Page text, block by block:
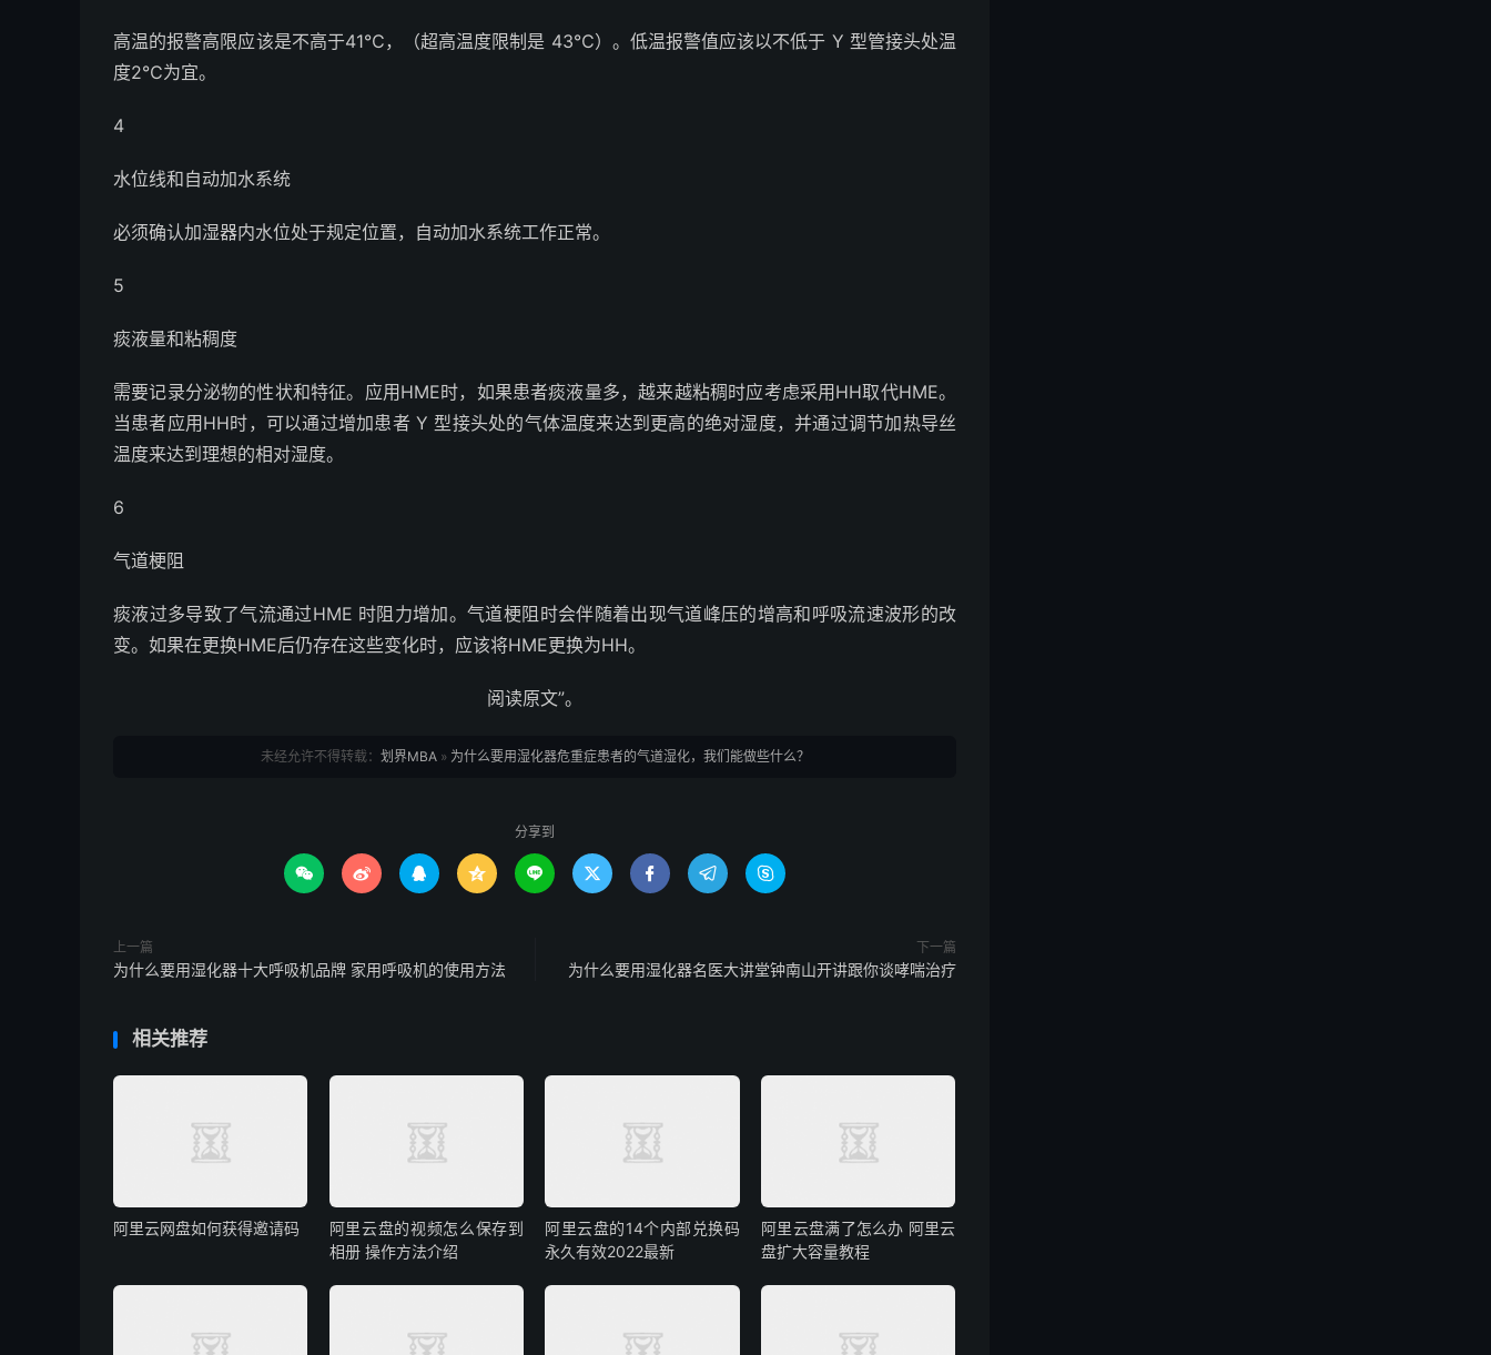
高温的报警高限应该是不高于41℃，（超高温度限制是 43℃）。低温报警值应该以不低于 Y 型管接头处温
度2℃为宜。
4
水位线和自动加水系统
必须确认加湿器内水位处于规定位置，自动加水系统工作正常。
5
痰液量和粘稠度
需要记录分泌物的性状和特征。应用HME时，如果患者痰液量多，越来越粘稠时应考虑采用HH取代HME。
当患者应用HH时，可以通过增加患者 Y 型接头处的气体温度来达到更高的绝对湿度，并通过调节加热导丝
温度来达到理想的相对湿度。
6
气道梗阻
痰液过多导致了气流通过HME 时阻力增加。气道梗阻时会伴随着出现气道峰压的增高和呼吸流速波形的改
变。如果在更换HME后仍存在这些变化时，应该将HME更换为HH。
阅读原文”。
未经允许不得转载： 划界MBA» 为什么要用湿化器危重症患者的气道湿化，我们能做些什么？
分享到
        
上一篇
为什么要用湿化器十大呼吸机品牌 家用呼吸机的使用方法
下一篇
为什么要用湿化器名医大讲堂钟南山开讲跟你谈哮喘治疗
相关推荐
阿里云网盘如何获得邀请码
阿里云盘的视频怎么保存到
相册 操作方法介绍
阿里云盘的14个内部兑换码
永久有效2022最新
阿里云盘满了怎么办 阿里云
盘扩大容量教程